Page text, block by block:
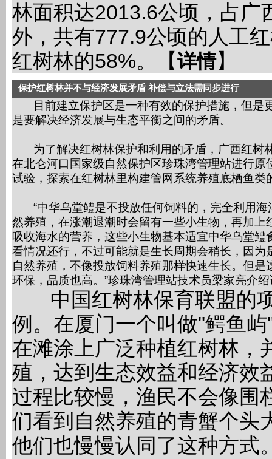
林面积达2013.6公顷，占广
外，共有777.9公顷的人工
红树林的58%。【详情】
保护红树林并不与经济发展矛盾 补偿与立法需同步进行
目前建立保护区是一种有效的保护措施，但是
是要解决经济发展与生态平衡之间的矛盾。
为了解决红树林保护和利用的矛盾，广西红树
在北仑河口国家级自然保护区珍珠湾管理站进行原
试验，探索在红树林里构建管网系统养殖底栖鱼类
“中华乌堂鳢是不投放任何饲料的，完全利用海
然养殖，在涨潮退潮时会留有一些小生物，再加上
吸收海水的营养，这些小生物基本适宜中华乌堂鳢
看情况还行，不过可能就是生长周期会稍长，因为
自然养殖，不像投放饲料养殖那样快速生长。但是
环保，品质也高。”珍珠湾管理站技术员梁家亮介
中国红树林保育联盟的
例。在厦门一个叫做"鳄鱼
在滩涂上广泛种植红树林，
殖，达到生态效益和经济效
过程比较慢，渔民不会像围
们看到自然养殖的青蟹个头
他们也慢慢认同了这种方式